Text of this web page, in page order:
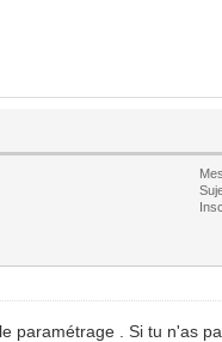
paramétrage . Si tu n'as